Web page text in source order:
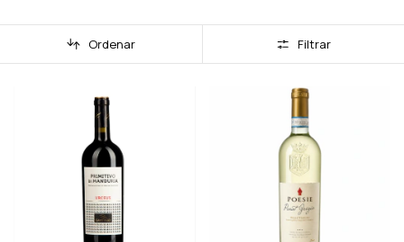
Ordenar Filtrar